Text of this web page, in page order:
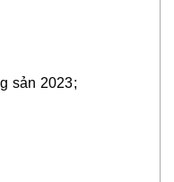
sản 2023;